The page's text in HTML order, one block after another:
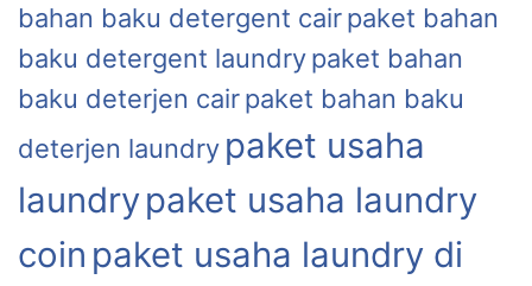
bahan baku detergent cairpaket bahan
baku detergent laundrypaket bahan
baku deterjen cairpaket bahan baku
deterjen laundry paket usaha
laundrypaket usaha laundry
coin paket usaha laundry di